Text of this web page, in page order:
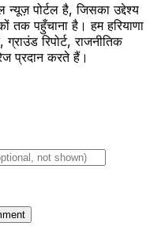
पोर्टल है, जिसका उद्देश्य
तक पहुँचाना है। हम हरियाणा
रिपोर्ट, राजनीतिक
प्रदान करते हैं।